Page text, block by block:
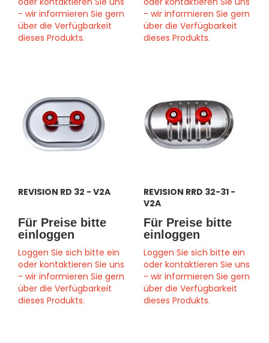
- wir informieren Sie gern
über die Verfügbarkeit
dieses Produkts.
- wir informieren Sie gern
über die Verfügbarkeit
dieses Produkts.
REVISION RD 32 - V2A
Für Preise bitte
einloggen
Loggen Sie sich bitte ein
oder kontaktieren Sie uns
- wir informieren Sie gern
über die Verfügbarkeit
dieses Produkts.
REVISION RRD 32-31 -
V2A
Für Preise bitte
einloggen
Loggen Sie sich bitte ein
oder kontaktieren Sie uns
- wir informieren Sie gern
über die Verfügbarkeit
dieses Produkts.